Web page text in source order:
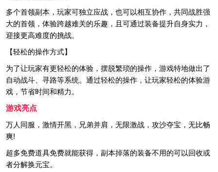
多个首领副本，玩家可独立应战，也可以相互协作，共同战胜强
大的首领，体验跨越难关的乐趣，且可通过装备提升自身实力，
迎接更高难度的挑战。
【轻松的操作方式】
为了让玩家有更轻松的体验，摆脱繁琐的操作，游戏特地做出了
自动战斗、寻路等系统。通过轻松的操作，让玩家轻松的体验游
戏，节省时间和精力。
游戏亮点
万人同服，激情开黑，兄弟并肩，无限激战，攻沙夺宝，无比畅
爽!
超多免费道具免费就能获得，副本掉落的装备不用的可以回收或
者分解换元宝。